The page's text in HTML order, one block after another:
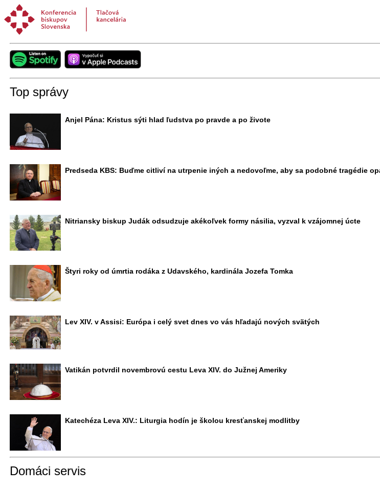
Top správy
Anjel Pána: Kristus sýti hlad ľudstva po pravde a po živote
Predseda KBS: Buďme citliví na utrpenie iných a nedovoľme, aby sa podobné tragédie
Nitriansky biskup Judák odsudzuje akékoľvek formy násilia, vyzval k vzájomnej úcte
Štyri roky od úmrtia rodáka z Udavského, kardinála Jozefa Tomka
Lev XIV. v Assisi: Európa i celý svet dnes vo vás hľadajú nových svätých
Vatikán potvrdil novembrovú cestu Leva XIV. do Južnej Ameriky
Katechéza Leva XIV.: Liturgia hodín je školou kresťanskej modlitby
Domáci servis